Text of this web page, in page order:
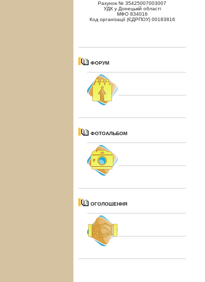
Рахунок № 35425007003007
УДК у Донецькій області
МФО 834016
Код організації (ЄДРПОУ) 00183816
ФОРУМ
ФОТОАЛЬБОМ
ОГОЛОШЕННЯ